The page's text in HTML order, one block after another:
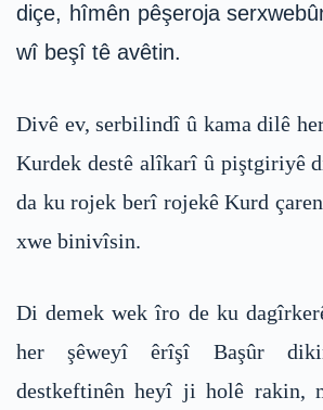
diçe, hîmên pêşeroja
wî beşî tê avêtin.
Divê ev, serbilindî û kama dilê
Kurdek destê alîkarî û piştgiriyê
da ku rojek berî rojekê Kurd
xwe binivîsin.
Di demek wek îro de ku
her şêweyî êrîşî Başûr
destkeftinên heyî ji holê rakin,